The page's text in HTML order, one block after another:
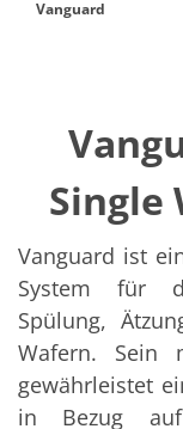
RENA Polska
Batch-Eintauchen
Batch Spray
Wafering
Galvanik
Wafer-Trocknung
Chemische
Erneuerbare
Solarwafer
Solarzelle Inline
Solarzelle Batch
Verbrauchsgüter
MedTech
Vanguard
Single
Vanguard ist
System für
Spülung,
Wafern. Sein
gewährleistet
in Bezug auf